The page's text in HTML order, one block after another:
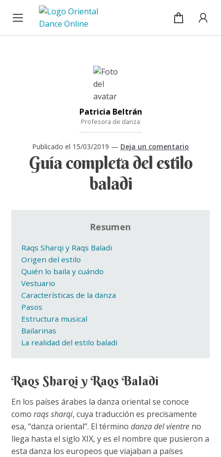
a
al
contenido
Blog
Sobre mí
Mi cuenta / Inicio de sesión
Patricia Beltrán
Profesora de danza
Publicado el 15/03/2019 — Deja un comentario
Guía completa del estilo
baladi
Resumen
Raqs Sharqi y Raqs Baladi
Origen del estilo
Quién lo baila y cuándo
Vestuario
Características de la danza
Pasos
Estructura musical
Bailarinas
La realidad del estilo baladi
Raqs Sharqi y Raqs Baladi
En los países árabes la danza oriental se conoce
como raqs sharqi, cuya traducción es precisamente
esa, “danza oriental”. El término danza del vientre no
llega hasta el siglo XIX, y es el nombre que pusieron a
esta danza los europeos que viajaban a países